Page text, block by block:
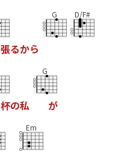
張るから
G D/F#
杯の私
G
が
Em